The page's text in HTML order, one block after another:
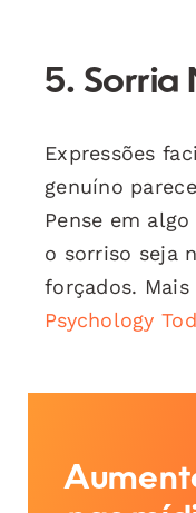
5. Sorria
Expressões
genuíno
Pense em
o sorriso seja
forçados. Mais
Psychology